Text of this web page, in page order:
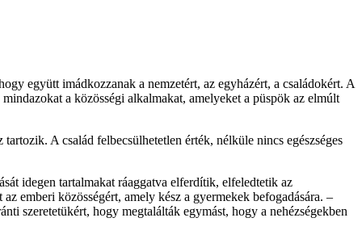
együtt imádkozzanak a nemzetért, az egyházért, a családokért. A
a közösségi alkalmakat, amelyeket a püspök az elmúlt
A család felbecsülhetetlen érték, nélküle nincs egészséges
idegen tartalmakat ráaggatva elferdítik, elfeledtetik az
emberi közösségért, amely kész a gyermekek befogadására. –
szeretetükért, hogy megtalálták egymást, hogy a nehézségekben